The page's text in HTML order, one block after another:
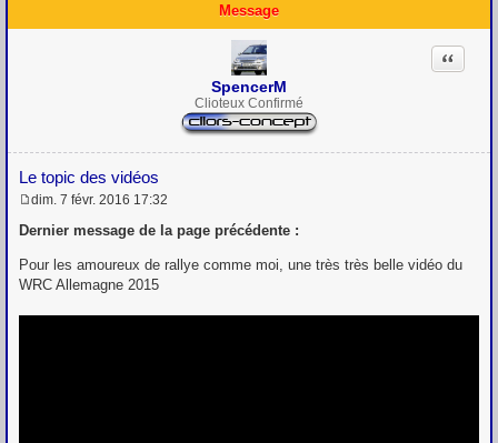
Message
SpencerM
Clioteux Confirmé
Le topic des vidéos
Citation
e
s
a
g
dim. 7 févr. 2016 17:32
Dernier message de la page précédente :
Pour les amoureux de rallye comme moi, une très très belle vidéo du
WRC Allemagne 2015